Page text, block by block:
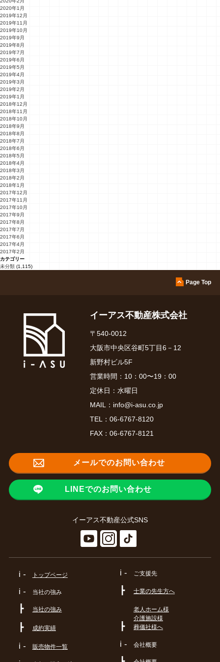
2020年1月
2019年12月
2019年11月
2019年10月
2019年9月
2019年8月
2019年7月
2019年6月
2019年5月
2019年4月
2019年3月
2019年2月
2019年1月
2018年12月
2018年11月
2018年10月
2018年9月
2018年8月
2018年7月
2018年6月
2018年5月
2018年4月
2018年3月
2018年2月
2018年1月
2017年12月
2017年11月
2017年10月
2017年9月
2017年8月
2017年7月
2017年6月
2017年4月
2017年2月
カテゴリー
未分類 (1,115)
Page Top
イーアス不動産株式会社
〒540-0012
大阪市中央区谷町5丁目6－12
新野村ビル5F
営業時間：10：00〜19：00
定休日：水曜日
MAIL： info@i-asu.co.jp
TEL： 06-6767-8120
FAX：06-6767-8121
メールでのお問い合わせ
LINEでのお問い合わせ
イーアス不動産公式SNS
i - トップページ
i - 当社の強み
┣ 当社の強み
┣ 成約実績
i - 販売物件一覧
i - ご支援先
┣ 士業の先生方へ
┣
老人ホーム様
介護施設様
葬儀社様へ
i - 会社概要